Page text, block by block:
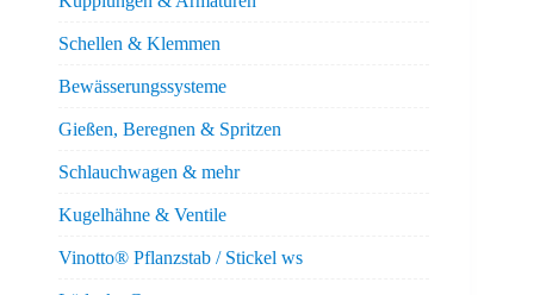
Schellen & Klemmen
Bewässerungssysteme
Gießen, Beregnen & Spritzen
Schlauchwagen & mehr
Kugelhähne & Ventile
Vinotto® Pflanzstab / Stickel ws